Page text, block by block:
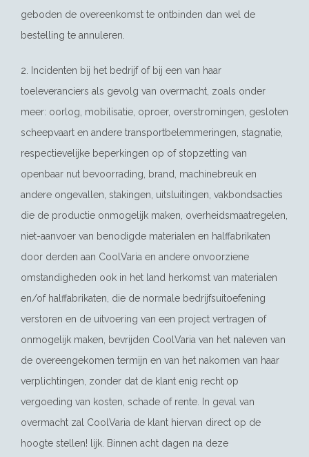
geboden de overeenkomst te ontbinden dan wel de
bestelling te annuleren.
2. Incidenten bij het bedrijf of bij een van haar
toeleveranciers als gevolg van overmacht, zoals onder
meer: oorlog, mobilisatie, oproer, overstromingen, gesloten
scheepvaart en andere transportbelemmeringen, stagnatie,
respectievelijke beperkingen op of stopzetting van
openbaar nut bevoorrading, brand, machinebreuk en
andere ongevallen, stakingen, uitsluitingen, vakbondsacties
die de productie onmogelijk maken, overheidsmaatregelen,
niet-aanvoer van benodigde materialen en halffabrikaten
door derden aan CoolVaria en andere onvoorziene
omstandigheden ook in het land herkomst van materialen
en/of halffabrikaten, die de normale bedrijfsuitoefening
verstoren en de uitvoering van een project vertragen of
onmogelijk maken, bevrijden CoolVaria van het naleven van
de overeengekomen termijn en van het nakomen van haar
verplichtingen, zonder dat de klant enig recht op
vergoeding van kosten, schade of rente. In geval van
overmacht zal CoolVaria de klant hiervan direct op de
hoogte stellen! lijk. Binnen acht dagen na deze